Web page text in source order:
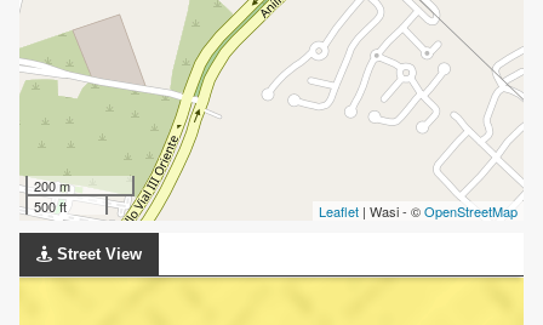
200 m
500 ft
Leaflet | Wasi - ©OpenStreetMap
Street View